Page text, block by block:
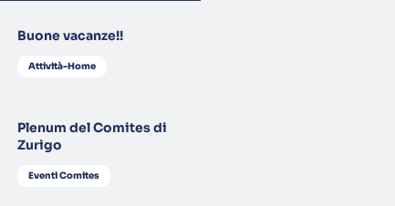
Buone vacanze!!
Attività-Home
Plenum del Comites di
Zurigo
Eventi Comites